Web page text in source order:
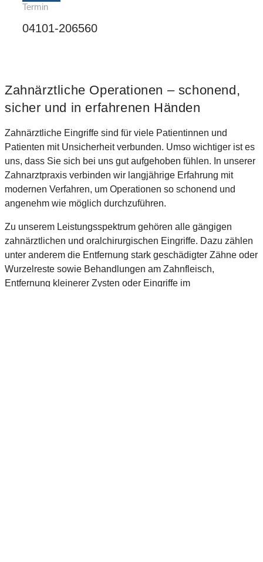
Termin
04101-206560
Zahnärztliche Operationen – schonend,
sicher und in erfahrenen Händen
Zahnärztliche Eingriffe sind für viele Patientinnen und
Patienten mit Unsicherheit verbunden. Umso wichtiger ist es
uns, dass Sie sich bei uns gut aufgehoben fühlen. In unserer
Zahnarztpraxis verbinden wir langjährige Erfahrung mit
modernen Verfahren, um Operationen so schonend und
angenehm wie möglich durchzuführen.
Zu unserem Leistungsspektrum gehören alle gängigen
zahnärztlichen und oralchirurgischen Eingriffe. Dazu zählen
unter anderem die Entfernung stark geschädigter Zähne oder
Wurzelreste sowie Behandlungen am Zahnfleisch,
Entfernung kleinerer Zysten oder Eingriffe im